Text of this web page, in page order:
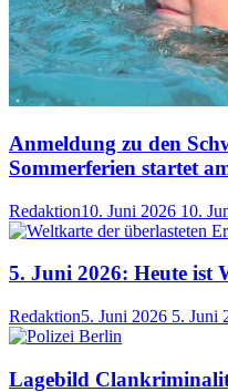
Anmeldung zu den
Sommerferien startet
Redaktion10. Juni 2026 10.
5. Juni 2026: Heute ist
Redaktion5. Juni 2026 5. Juni
Lagebild